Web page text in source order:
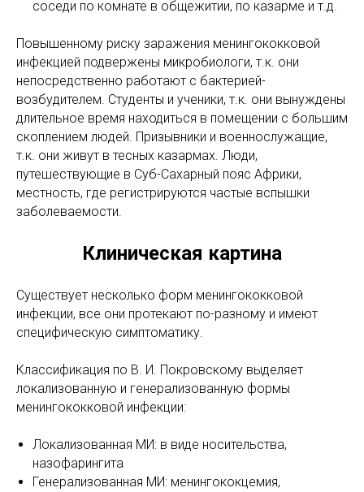
соседи по комнате в общежитии, по казарме и т.д.
Повышенному риску заражения менингококковой
инфекцией подвержены микробиологи, т.к. они
непосредственно работают с бактерией-
возбудителем. Студенты и ученики, т.к. они вынуждены
длительное время находиться в помещении с большим
скоплением людей. Призывники и военнослужащие,
т.к. они живут в тесных казармах. Люди,
путешествующие в Суб-Сахарный пояс Африки,
местность, где регистрируются частые вспышки
заболеваемости.
Клиническая картина
Существует несколько форм менингококковой
инфекции, все они протекают по-разному и имеют
специфическую симптоматику.
Классификация по В. И. Покровскому выделяет
локализованную и генерализованную формы
менингококковой инфекции:
Локализованная МИ: в виде носительства,
назофарингита
Генерализованная МИ: менингококцемия,